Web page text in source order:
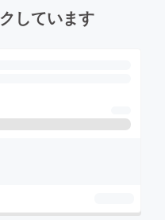
しています